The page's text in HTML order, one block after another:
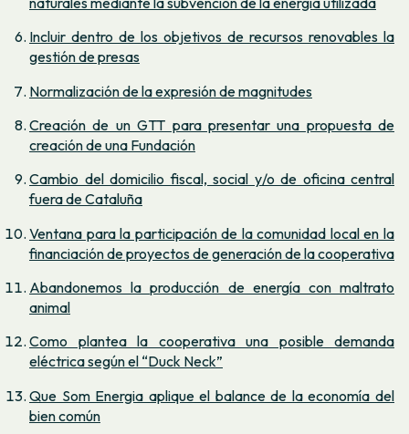
Incluir dentro de los objetivos de recursos renovables la
gestión de presas
Normalización de la expresión de magnitudes
Creación de un GTT para presentar una propuesta de
creación de una Fundación
Cambio del domicilio fiscal, social y/o de oficina central
fuera de Cataluña
Ventana para la participación de la comunidad local en la
financiación de proyectos de generación de la cooperativa
Abandonemos la producción de energía con maltrato
animal
Como plantea la cooperativa una posible demanda
eléctrica según el “Duck Neck”
Que Som Energia aplique el balance de la economía del
bien común